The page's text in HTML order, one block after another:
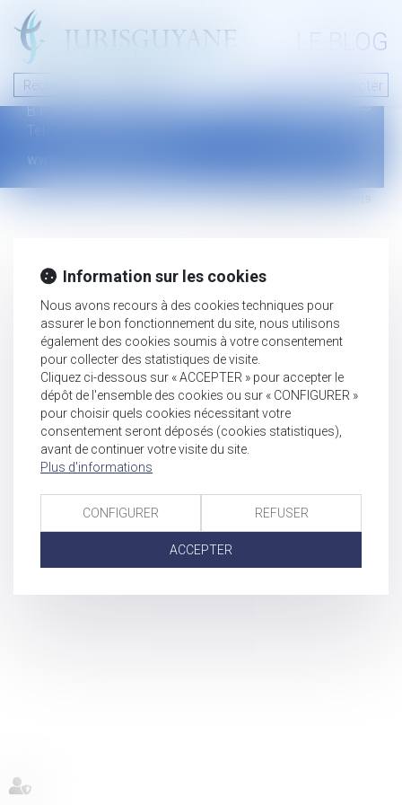
LE BLOG
Nous contacter
46 avenue de la liberté
B.P.315 - 97327 Cayenne Cedex
Tel : +594 594 29 45 35
www.jurisguyane.com
Mentions légales
Information sur les cookies
Nous avons recours à des cookies techniques pour
assurer le bon fonctionnement du site, nous utilisons
également des cookies soumis à votre consentement
pour collecter des statistiques de visite.
Cliquez ci-dessous sur « ACCEPTER » pour accepter le
dépôt de l'ensemble des cookies ou sur « CONFIGURER »
pour choisir quels cookies nécessitant votre
consentement seront déposés (cookies statistiques),
avant de continuer votre visite du site.
Plus d'informations
CONFIGURER REFUSER
ACCEPTER